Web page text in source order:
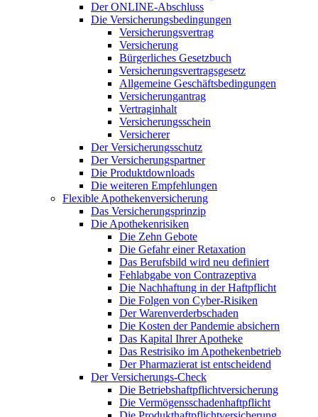
Der ONLINE-Abschluss
Die Versicherungsbedingungen
Versicherungsvertrag
Versicherung
Bürgerliches Gesetzbuch
Versicherungsvertragsgesetz
Allgemeine Geschäftsbedingungen
Versicherungantrag
Vertraginhalt
Versicherungsschein
Versicherer
Der Versicherungsschutz
Der Versicherungspartner
Die Produktdownloads
Die weiteren Empfehlungen
Flexible Apothekenversicherung
Das Versicherungsprinzip
Die Apothekenrisiken
Die Zehn Gebote
Die Gefahr einer Retaxation
Das Berufsbild wird neu definiert
Fehlabgabe von Contrazeptiva
Die Nachhaftung in der Haftpflicht
Die Folgen von Cyber-Risiken
Der Warenverderbschaden
Die Kosten der Pandemie absichern
Das Kapital Ihrer Apotheke
Das Restrisiko im Apothekenbetrieb
Der Pharmazierat ist entscheidend
Der Versicherungs-Check
Die Betriebshaftpflichtversicherung
Die Vermögensschadenhaftpflicht